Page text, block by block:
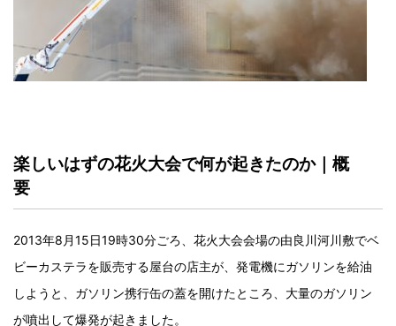
楽しいはずの花火大会で何が起きたのか｜概
要
2013年8月15日19時30分ごろ、花火大会会場の由良川河川敷でベ
ビーカステラを販売する屋台の店主が、発電機にガソリンを給油
しようと、ガソリン携行缶の蓋を開けたところ、大量のガソリン
が噴出して爆発が起きました。